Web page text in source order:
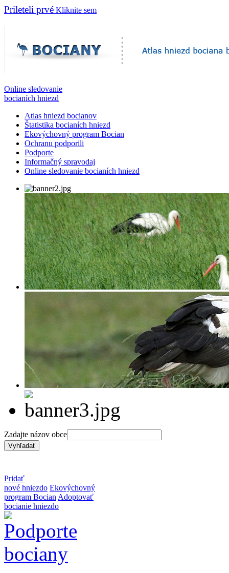
Prileteli prvé Kliknite sem
Online sledovanie
bocianích hniezd
Atlas hniezd bocianov
Štatistika bocianích hniezd
Ekovýchovný program Bocian
Ochranu podporili
Podporte
Informačný spravodaj
Online sledovanie bocianích hniezd
Zadajte názov obce
Pridať
nové hniezdo Ekovýchovný
program Bocian Adoptovať
bocianie hniezdo